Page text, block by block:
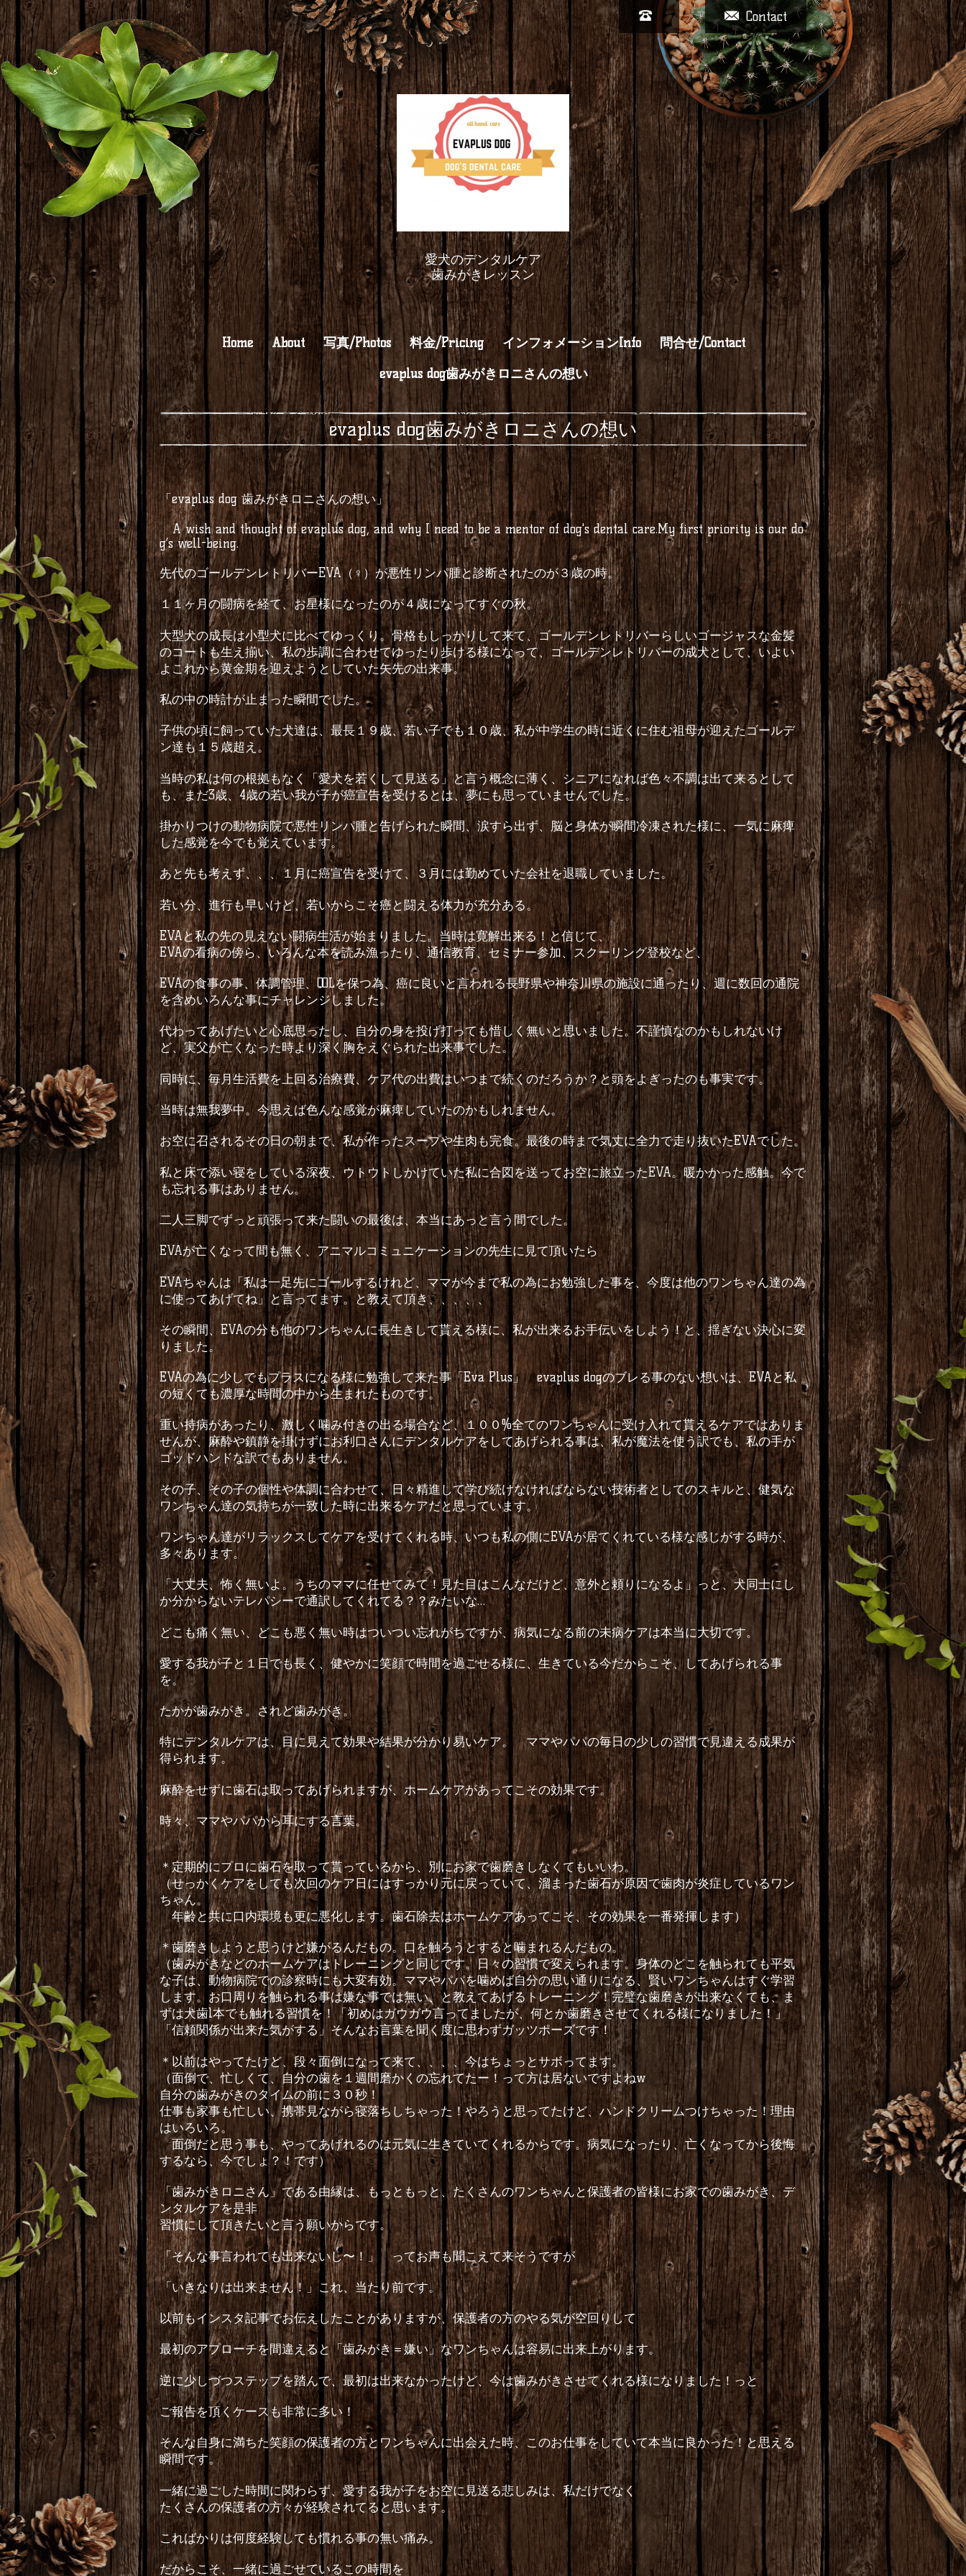
Contact
愛犬のデンタルケア
歯みがきレッスン
Home About 写真/Photos 料金/Pricing インフォメーションInfo
問合せ/Contact
evaplus dog歯みがきロニさんの想い
evaplus dog歯みがきロニさんの想い
「evaplus dog 歯みがきロニさんの想い」
A wish and thought of evaplus dog, and why I need to be a mentor of dog's dental care.My first priority is our do
g’s well-being.
先代のゴールデンレトリバーEVA（♀）が悪性リンパ腫と診断されたのが３歳の時。
１１ヶ月の闘病を経て、お星様になったのが４歳になってすぐの秋。
大型犬の成長は小型犬に比べてゆっくり。骨格もしっかりして来て、ゴールデンレトリバーらしいゴージャスな金髪
のコートも生え揃い、私の歩調に合わせてゆったり歩ける様になって、ゴールデンレトリバーの成犬として、いよい
よこれから黄金期を迎えようとしていた矢先の出来事。
私の中の時計が止まった瞬間でした。
子供の頃に飼っていた犬達は、最長１９歳、若い子でも１０歳、私が中学生の時に近くに住む祖母が迎えたゴールデ
ン達も１５歳超え。
当時の私は何の根拠もなく「愛犬を若くして見送る」と言う概念に薄く、シニアになれば色々不調は出て来るとして
も、まだ3歳、 4歳の若い我が子が癌宣告を受けるとは、夢にも思っていませんでした。
掛かりつけの動物病院で悪性リンパ腫と告げられた瞬間、涙すら出ず、脳と身体が瞬間冷凍された様に、一気に麻痺
した感覚を今でも覚えています。
あと先も考えず、、、１月に癌宣告を受けて、３月には勤めていた会社を退職していました。
若い分、進行も早いけど、若いからこそ癌と闘える体力が充分ある。
EVAと私の先の見えない闘病生活が始まりました。当時は寛解出来る！と信じて、
EVAの看病の傍ら、いろんな本を読み漁ったり、通信教育、セミナー参加、スクーリング登校など、
EVAの食事の事、体調管理、QOLを保つ為、癌に良いと言われる長野県や神奈川県の施設に通ったり、週に数回の通院
を含めいろんな事にチャレンジしました。
代わってあげたいと心底思ったし、自分の身を投げ打っても惜しく無いと思いました。不謹慎なのかもしれないけ
ど、実父が亡くなった時より深く胸をえぐられた出来事でした。
同時に、毎月生活費を上回る治療費、ケア代の出費はいつまで続くのだろうか？と頭をよぎったのも事実です。
当時は無我夢中。今思えば色んな感覚が麻痺していたのかもしれません。
お空に召されるその日の朝まで、私が作ったスープや生肉も完食。最後の時まで気丈に全力で走り抜いたEVAでした。
私と床で添い寝をしている深夜、ウトウトしかけていた私に合図を送ってお空に旅立ったEVA。暖かかった感触。今で
も忘れる事はありません。
二人三脚でずっと頑張って来た闘いの最後は、本当にあっと言う間でした。
EVAが亡くなって間も無く、アニマルコミュニケーションの先生に見て頂いたら
EVAちゃんは「私は一足先にゴールするけれど、ママが今まで私の為にお勉強した事を、今度は他のワンちゃん達の為
に使ってあげてね」と言ってます。と教えて頂き、、、、、
その瞬間、EVAの分も他のワンちゃんに長生きして貰える様に、私が出来るお手伝いをしよう！と、揺ぎない決心に変
りました。
EVAの為に少しでもプラスになる様に勉強して来た事「Eva Plus」evaplus dogのブレる事のない想いは、EVAと私
の短くても濃厚な時間の中から生まれたものです。
重い持病があったり、激しく噛み付きの出る場合など、１００%全てのワンちゃんに受け入れて貰えるケアではありま
せんが、麻酔や鎮静を掛けずにお利口さんにデンタルケアをしてあげられる事は、私が魔法を使う訳でも、私の手が
ゴッドハンドな訳でもありません。
その子、その子の個性や体調に合わせて、日々精進して学び続けなければならない技術者としてのスキルと、健気な
ワンちゃん達の気持ちが一致した時に出来るケアだと思っています。
ワンちゃん達がリラックスしてケアを受けてくれる時、いつも私の側にEVAが居てくれている様な感じがする時が、
多々あります。
「大丈夫、怖く無いよ。うちのママに任せてみて！見た目はこんなだけど、意外と頼りになるよ」っと、犬同士にし
か分からないテレパシーで通訳してくれてる？？みたいな…
どこも痛く無い、どこも悪く無い時はついつい忘れがちですが、病気になる前の未病ケアは本当に大切です。
愛する我が子と１日でも長く、健やかに笑顔で時間を過ごせる様に、生きている今だからこそ、してあげられる事
を。
たかが歯みがき。されど歯みがき。
特にデンタルケアは、目に見えて効果や結果が分かり易いケア。 ママやパパの毎日の少しの習慣で見違える成果が
得られます。
麻酔をせずに歯石は取ってあげられますが、ホームケアがあってこその効果です。
時々、ママやパパから耳にする言葉。
＊定期的にプロに歯石を取って貰っているから、別にお家で歯磨きしなくてもいいわ。
（せっかくケアをしても次回のケア日にはすっかり元に戻っていて、溜まった歯石が原因で歯肉が炎症しているワン
ちゃん。
年齢と共に口内環境も更に悪化します。歯石除去はホームケアあってこそ、その効果を一番発揮します）
＊歯磨きしようと思うけど嫌がるんだもの。口を触ろうとすると噛まれるんだもの。
（歯みがきなどのホームケアはトレーニングと同じです。日々の習慣で変えられます。身体のどこを触られても平気
な子は、動物病院での診察時にも大変有効。ママやパパを噛めば自分の思い通りになる、賢いワンちゃんはすぐ学習
します。お口周りを触られる事は嫌な事では無い、と教えてあげるトレーニング！完璧な歯磨きが出来なくても、ま
ずは犬歯1本でも触れる習慣を！「初めはガウガウ言ってましたが、何とか歯磨きさせてくれる様になりました！」
「信頼関係が出来た気がする」そんなお言葉を聞く度に思わずガッツポーズです！
＊以前はやってたけど、段々面倒になって来て、、、、今はちょっとサボってます。
（面倒で、忙しくて、自分の歯を１週間磨かくの忘れてたー！って方は居ないですよねw
自分の歯みがきのタイムの前に３０秒！
仕事も家事も忙しい、携帯見ながら寝落ちしちゃった！やろうと思ってたけど、ハンドクリームつけちゃった！理由
はいろいろ。
面倒だと思う事も、やってあげれるのは元気に生きていてくれるからです。病気になったり、亡くなってから後悔
するなら、今でしょ？！です）
「歯みがきロニさん」である由縁は、もっともっと、たくさんのワンちゃんと保護者の皆様にお家での歯みがき、デ
ンタルケアを是非
習慣にして頂きたいと言う願いからです。
「そんな事言われても出来ないし〜！」 ってお声も聞こえて来そうですが
「いきなりは出来ません！」これ、当たり前です。
以前もインスタ記事でお伝えしたことがありますが、保護者の方のやる気が空回りして
最初のアプローチを間違えると「歯みがき＝嫌い」なワンちゃんは容易に出来上がります。
逆に少しづつステップを踏んで、最初は出来なかったけど、今は歯みがきさせてくれる様になりました！っと
ご報告を頂くケースも非常に多い！
そんな自身に満ちた笑顔の保護者の方とワンちゃんに出会えた時、このお仕事をしていて本当に良かった！と思える
瞬間です。
一緒に過ごした時間に関わらず、愛する我が子をお空に見送る悲しみは、私だけでなく
たくさんの保護者の方々が経験されてると思います。
こればかりは何度経験しても慣れる事の無い痛み。
だからこそ、一緒に過ごせているこの時間を